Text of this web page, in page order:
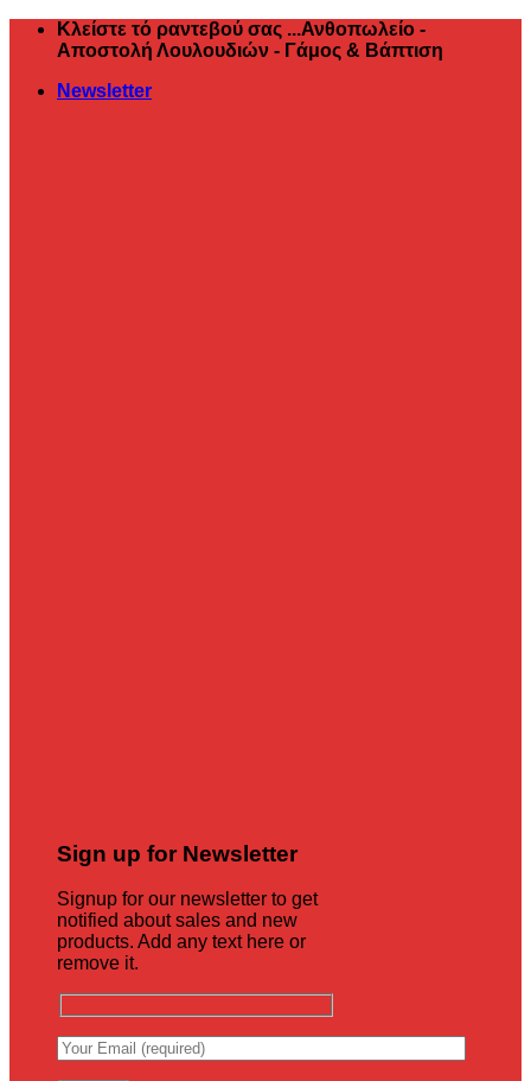
ΜετάβασηΚλείστε τό ραντεβού σας ...Ανθοπωλείο -
Αποστολή Λουλουδιών - Γάμος & Βάπτιση
Newsletter
Sign up for Newsletter
Signup for our newsletter to get
notified about sales and new
products. Add any text here or
remove it.